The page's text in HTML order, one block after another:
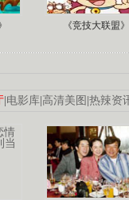
《竞技大联盟》
|电影库|高清美图 |热辣资